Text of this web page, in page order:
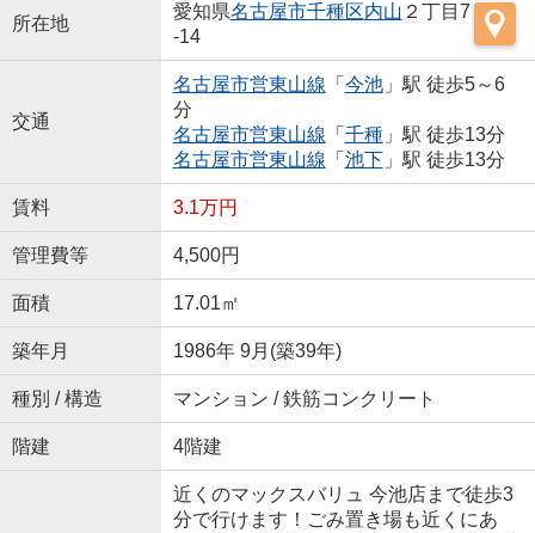
所在地
愛知県名古屋市千種区内山 ２丁目7
-14
交通
名古屋市営東山線 「 今池」駅 徒歩5～6
分
名古屋市営東山線 「 千種」駅 徒歩13分
名古屋市営東山線 「 池下」駅 徒歩13分
賃料 3.1万円
管理費等 4,500円
面積 17.01㎡
築年月 1986年 9月(築39年)
種別 / 構造 マンション / 鉄筋コンクリート
階建 4階建
近くのマックスバリュ 今池店まで徒歩3
分で行けます！ごみ置き場も近くにあ